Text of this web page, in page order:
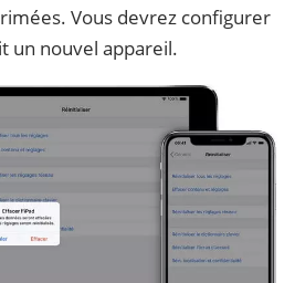
Vous devrez configurer
un nouvel appareil.